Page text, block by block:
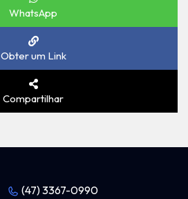
WhatsApp
Obter um Link
Compartilhar
(47) 3367-0990